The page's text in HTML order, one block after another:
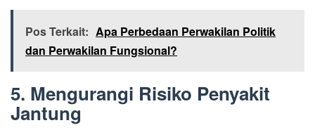
Pos Terkait: Apa Perbedaan Perwakilan Politik
dan Perwakilan Fungsional?
5. Mengurangi Risiko Penyakit
Jantung